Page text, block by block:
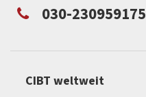
030-230959175
CIBT weltweit